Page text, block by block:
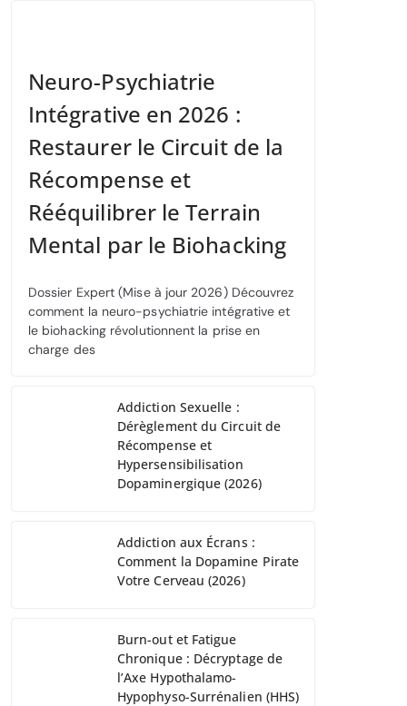
Neuro-Psychiatrie
Intégrative en 2026 :
Restaurer le Circuit de la
Récompense et
Rééquilibrer le Terrain
Mental par le Biohacking
Dossier Expert (Mise à jour 2026) Découvrez
comment la neuro-psychiatrie intégrative et
le biohacking révolutionnent la prise en
charge des
Addiction Sexuelle :
Dérèglement du Circuit de
Récompense et
Hypersensibilisation
Dopaminergique (2026)
Addiction aux Écrans :
Comment la Dopamine Pirate
Votre Cerveau (2026)
Burn-out et Fatigue
Chronique : Décryptage de
l’Axe Hypothalamo-
Hypophyso-Surrénalien (HHS)